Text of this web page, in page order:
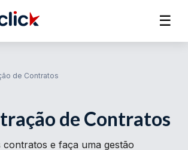
☰
de Contratos
de Contratos
contratos e faça uma gestão